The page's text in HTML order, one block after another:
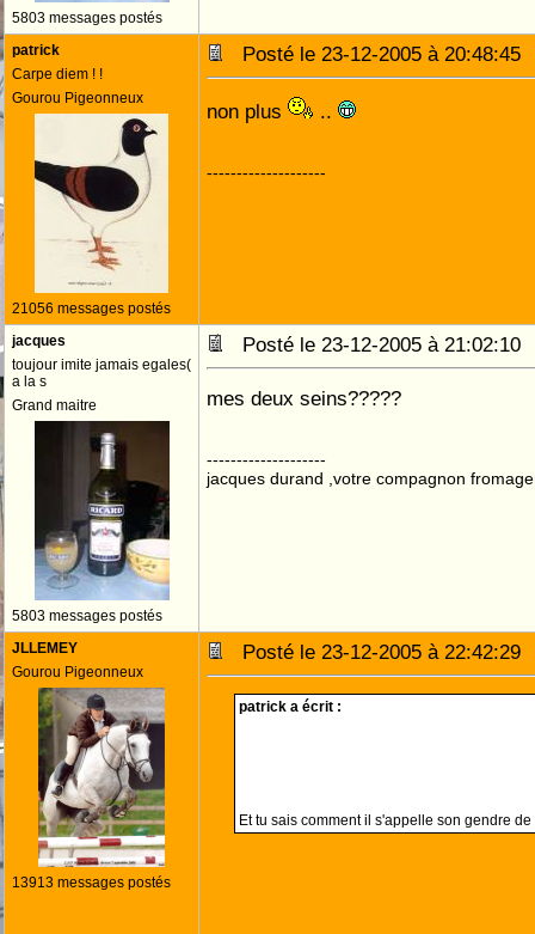
5803 messages postés
patrick
Carpe diem ! !
Gourou Pigeonneux
21056 messages postés
Posté le 23-12-2005 à
non plus ..
--------------------
jacques
toujour imite jamais egales(
a la s
Grand maitre
5803 messages postés
Posté le 23-12-2005 à
mes deux seins?????
--------------------
jacques durand ,votre compagnon
JLLEMEY
Gourou Pigeonneux
13913 messages postés
Posté le 23-12-2005 à
patrick a écrit :
Et tu sais comment il s'appelle son gendre